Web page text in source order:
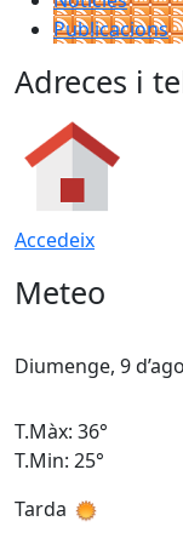
Publicacions
Adreces i
Accedeix
Meteo
Diumenge, 9
T.Màx: 36°
T.Min: 25°
Tarda